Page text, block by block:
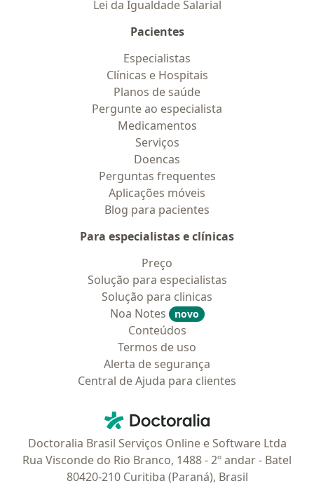
Lei da Igualdade Salarial
Pacientes
Especialistas
Clínicas e Hospitais
Planos de saúde
Pergunte ao especialista
Medicamentos
Serviços
Doencas
Perguntas frequentes
Aplicações móveis
Blog para pacientes
Para especialistas e clínicas
Preço
Solução para especialistas
Solução para clinicas
Noa Notes
novo
Conteúdos
Termos de uso
Alerta de segurança
Central de Ajuda para clientes
Doctoralia - Homepage
Doctoralia Brasil Serviços Online e Software Ltda
Rua Visconde do Rio Branco, 1488 - 2º andar - Batel
80420-210 Curitiba (Paraná), Brasil